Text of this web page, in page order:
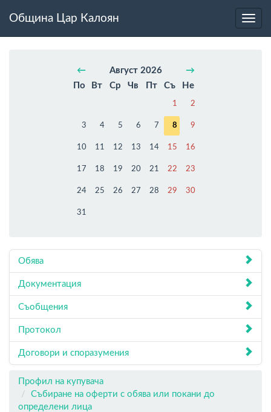
Община Цар Калоян
← Август 2026
→
По
Вт Ср Чв Пт Съ Не
1 2
3 4 5 6 7 8 9
10 11 12 13 14 15 16
17 18 19 20 21 22 23
24 25 26 27 28 29 30
31
Обява
Документация
Съобщения
Протокол
Договори и споразумения
Профил на купувача
Събиране на оферти с обява или покани до
определени лица